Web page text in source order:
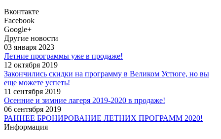
Вконтакте
Facebook
Google+
Другие новости
03 января 2023
Летние программы уже в продаже!
12 октября 2019
Закончились скидки на программу в Великом Устюге, но вы
еще можете успеть!
11 сентября 2019
Осенние и зимние лагеря 2019-2020 в продаже!
06 сентября 2019
РАННЕЕ БРОНИРОВАНИЕ ЛЕТНИХ ПРОГРАММ 2020!
Информация